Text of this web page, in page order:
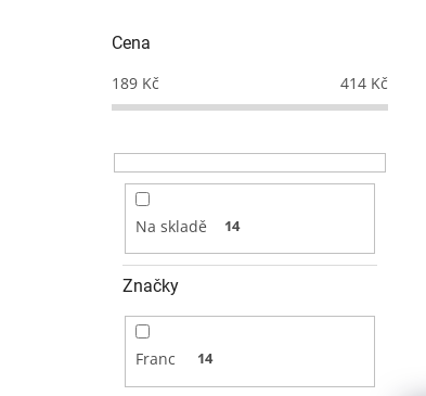
Cena
189 Kč 414 Kč
Na skladě 14
Značky
Franc 14